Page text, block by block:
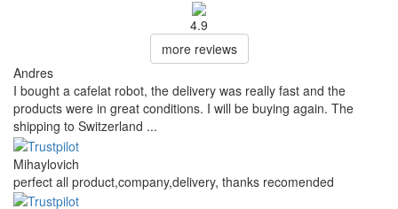
4.9
more reviews
Andres
I bought a cafelat robot, the delivery was really fast and the
products were in great conditions. I will be buying again. The
shipping to Switzerland ...
Mihaylovich
perfect all product,company,delivery, thanks recomended